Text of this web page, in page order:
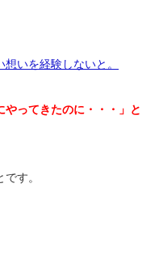
いを経験しないと。
ってきたのに・・・」と
す。